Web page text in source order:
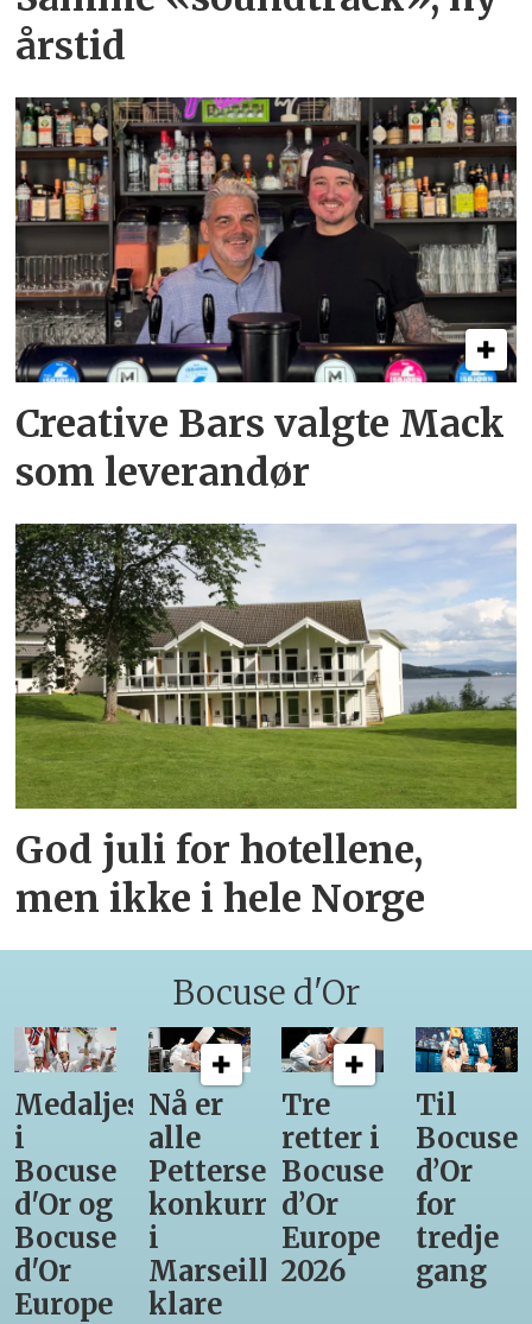
årstid
Creative Bars valgte Mack
som leverandør
God juli for hotellene,
men ikke i hele Norge
Bocuse d'Or
Medaljestatistikk
i
Bocuse
d'Or og
Bocuse
d'Or
Europe
Nå er
alle
Pettersens
konkurrenter
i
Marseille
klare
Tre
retter i
Bocuse
d’Or
Europe
2026
Til
Bocuse
d’Or
for
tredje
gang